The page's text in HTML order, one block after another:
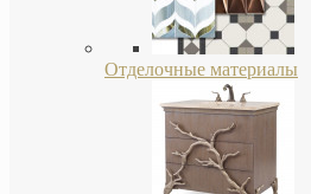
Отделочные материалы